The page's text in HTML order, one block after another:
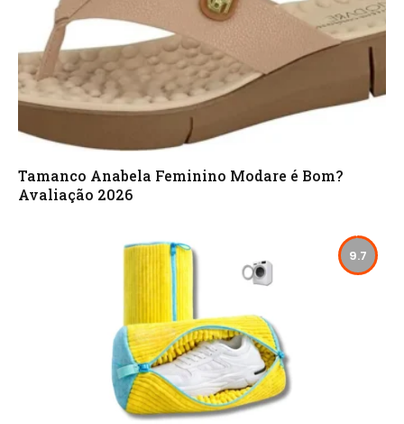
Tamanco Anabela Feminino Modare é Bom?
Avaliação 2026
9.7